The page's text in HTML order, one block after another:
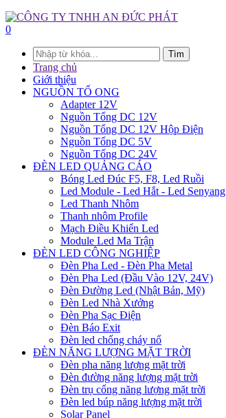
0
Tìm
Trang chủ
Giới thiệu
NGUỒN TỔ ONG
Adapter 12V
Nguồn Tổng DC 12V
Nguồn Tổng DC 12V Hộp Điện
Nguồn Tổng DC 5V
Nguồn Tổng DC 24V
ĐÈN LED QUẢNG CÁO
Bóng Led Đúc F5, F8, Led Ruồi
Led Module - Led Hắt - Led Senyang
Led Thanh Nhôm
Thanh nhôm Profile
Mạch Điều Khiển Led
Module Led Ma Trận
ĐÈN LED CÔNG NGHIỆP
Đèn Pha Led - Đèn Pha Metal
Đèn Pha Led (Đầu Vào 12V, 24V)
Đèn Đường Led (Nhật Bản, Mỹ)
Đèn Led Nhà Xưởng
Đèn Pha Sạc Điện
Đèn Báo Exit
Đèn led chống cháy nổ
ĐÈN NĂNG LƯỢNG MẶT TRỜI
Đèn pha năng lượng mặt trời
Đèn đường năng lượng mặt trời
Đèn trụ cổng năng lượng mặt trời
Đèn led búp năng lượng mặt trời
Solar Panel